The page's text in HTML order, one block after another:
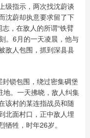
级指示，两次找沈蔚谈
沈蔚却执意要求留了下
，在敌人的所谓“铁臂
。6月的一天凌晨，他与
敌人包围，抓到深县县
锁包围，绕过密集碉堡
。一天拂晓，敌人纠集
该村的某连指战员和随
北面村口，正中敌人埋
牲，时年26岁。